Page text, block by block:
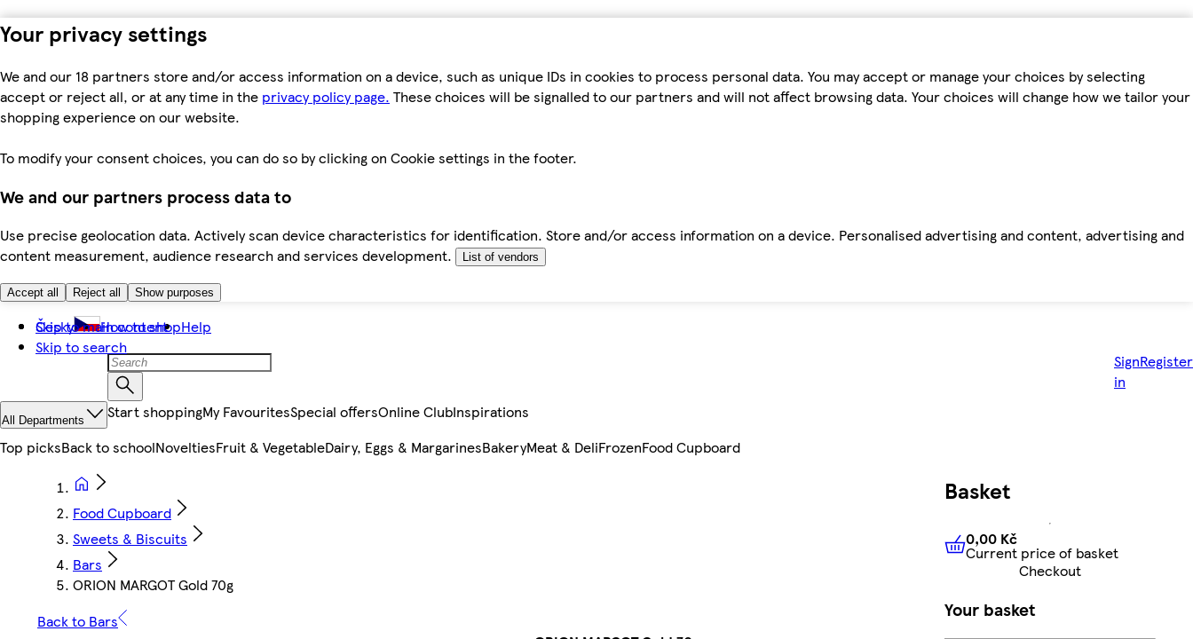
Your privacy settings
We and our 18 partners store and/or access information on a device, such as unique IDs in cookies to process personal data. You may accept or manage your choices by selecting
accept or reject all, or at any time in the privacy policy page. These choices will be signalled to our partners and will not affect browsing data. Your choices will change how we tailor your
shopping experience on our website.
To modify your consent choices, you can do so by clicking on Cookie settings in the footer.
We and our partners process data to
Use precise geolocation data. Actively scan device characteristics for identification. Store and/or access information on a device. Personalised advertising and content, advertising and
content measurement, audience research and services development.
List of vendors
Accept all Reject all Show purposes
Skip to main content
Skip to search
Česky How to shopHelp
Sign
in
Register
All Departments Start shoppingMy FavouritesSpecial offersOnline ClubInspirations
Top picksBack to schoolNoveltiesFruit & VegetableDairy, Eggs & MargarinesBakeryMeat & DeliFrozenFood Cupboard
Food Cupboard
Sweets & Biscuits
Bars
ORION MARGOT Gold 70g
Back to Bars
Basket
0,00 KčCurrent price of
0,00 Kč
Current price of basket
Checkout
Your basket